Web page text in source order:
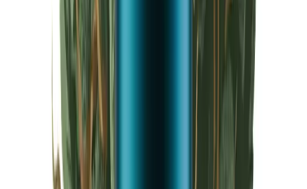
Live Rosin